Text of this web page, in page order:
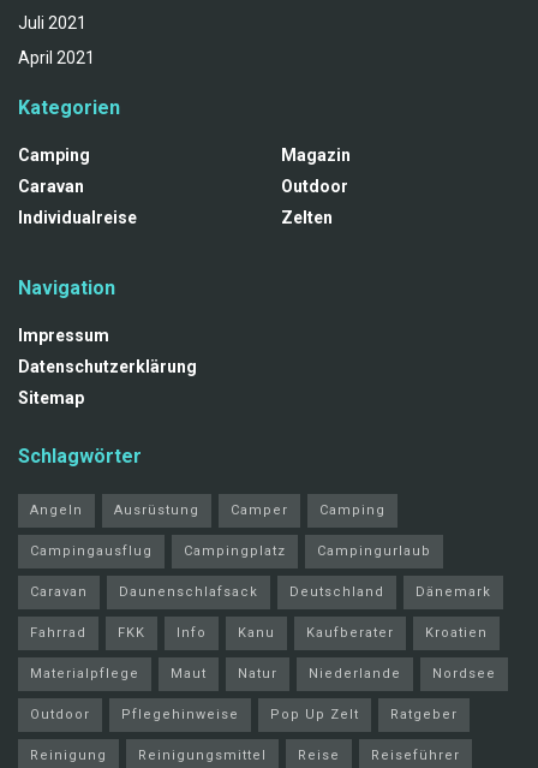
Juli 2021
April 2021
Kategorien
Camping
Caravan
Individualreise
Magazin
Outdoor
Zelten
Navigation
Impressum
Datenschutzerklärung
Sitemap
Schlagwörter
Angeln Ausrüstung Camper Camping
Campingausflug Campingplatz Campingurlaub
Caravan Daunenschlafsack Deutschland Dänemark
Fahrrad FKK Info Kanu Kaufberater Kroatien
Materialpflege Maut Natur Niederlande Nordsee
Outdoor Pflegehinweise Pop Up Zelt Ratgeber
Reinigung Reinigungsmittel Reise Reiseführer